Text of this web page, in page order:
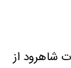
شاهرود از